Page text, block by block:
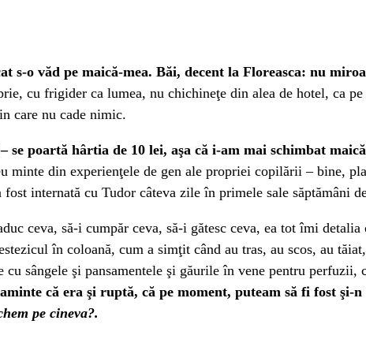
s-o văd pe maică-mea. Băi, decent la Floreasca: nu
cu frigider ca lumea, nu chichineţe din alea de hotel, ca
care nu cade nimic.
poartă hârtia de 10 lei, aşa că i-am mai schimbat
minte din experienţele de gen ale propriei copilării – bine,
internată cu Tudor câteva zile în primele sale săptămâni
ceva, să-i cumpăr ceva, să-i gătesc ceva, ea tot îmi
în coloană, cum a simţit când au tras, au scos, au
sângele şi pansamentele şi găurile în vene pentru perfuzii,
că era şi ruptă, că pe moment, puteam să fi fost şi-
pe cineva?.